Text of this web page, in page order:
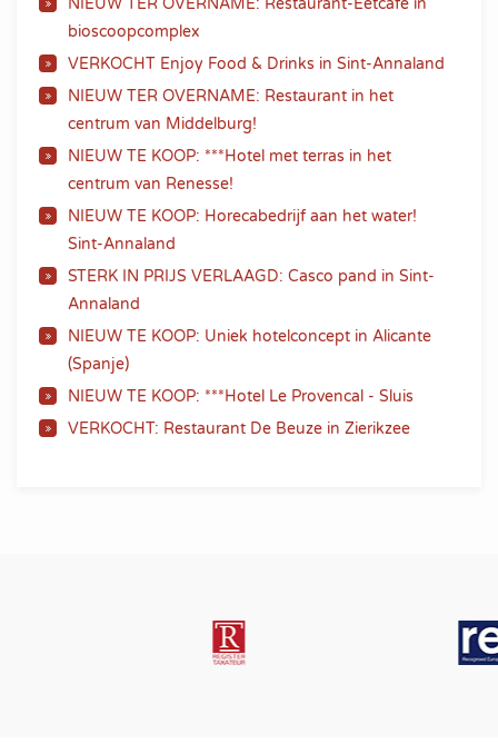
bioscoopcomplex
VERKOCHT Enjoy Food & Drinks in Sint-Annaland
NIEUW TER OVERNAME: Restaurant in het
centrum van Middelburg!
NIEUW TE KOOP: ***Hotel met terras in het
centrum van Renesse!
NIEUW TE KOOP: Horecabedrijf aan het water!
Sint-Annaland
STERK IN PRIJS VERLAAGD: Casco pand in Sint-
Annaland
NIEUW TE KOOP: Uniek hotelconcept in Alicante
(Spanje)
NIEUW TE KOOP: ***Hotel Le Provencal - Sluis
VERKOCHT: Restaurant De Beuze in Zierikzee